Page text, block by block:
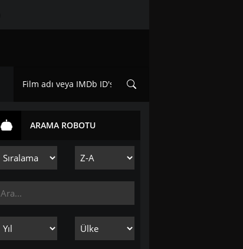
ARAMA ROBOTU